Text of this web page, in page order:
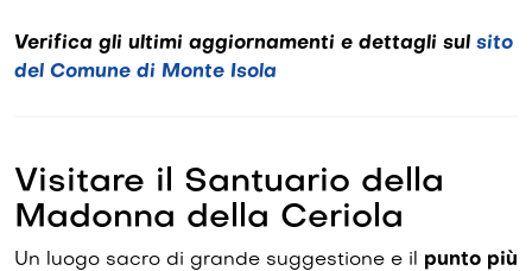
Verifica gli ultimi aggiornamenti e dettagli sul sito
del Comune di Monte Isola
Visitare il Santuario della
Madonna della Ceriola
Un luogo sacro di grande suggestione e il punto più